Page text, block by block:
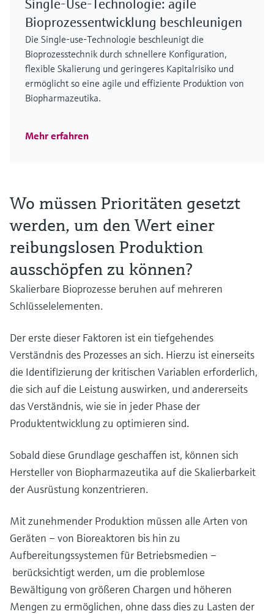
Single-Use-Technologie: agile
Bioprozessentwicklung beschleunigen
Die Single-use-Technologie beschleunigt die
Bioprozesstechnik durch schnellere Konfiguration,
flexible Skalierung und geringeres Kapitalrisiko und
ermöglicht so eine agile und effiziente Produktion von
Biopharmazeutika.
Mehr erfahren
Wo müssen Prioritäten gesetzt
werden, um den Wert einer
reibungslosen Produktion
ausschöpfen zu können?
Skalierbare Bioprozesse beruhen auf mehreren
Schlüsselelementen.
Der erste dieser Faktoren ist ein tiefgehendes
Verständnis des Prozesses an sich. Hierzu ist einerseits
die Identifizierung der kritischen Variablen erforderlich,
die sich auf die Leistung auswirken, und andererseits
das Verständnis, wie sie in jeder Phase der
Produktentwicklung zu optimieren sind.
Sobald diese Grundlage geschaffen ist, können sich
Hersteller von Biopharmazeutika auf die Skalierbarkeit
der Ausrüstung konzentrieren.
Mit zunehmender Produktion müssen alle Arten von
Geräten – von Bioreaktoren bis hin zu
Aufbereitungssystemen für Betriebsmedien –
berücksichtigt werden, um die problemlose
Bewältigung von größeren Chargen und höheren
Mengen zu ermöglichen, ohne dass dies zu Lasten der